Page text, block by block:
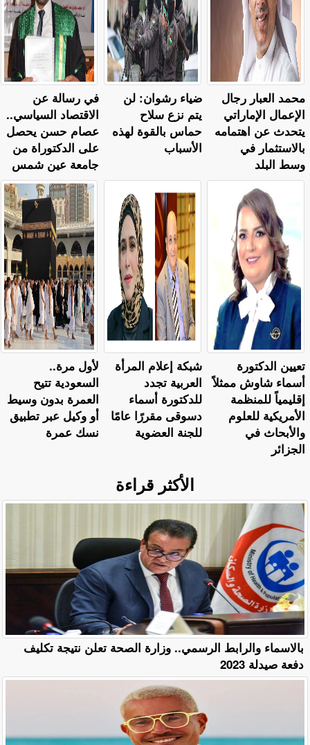
في رسالة عن
الاقتصاد السياسي..
عصام حسن يحصل
على الدكتوراة من
جامعة عين شمس
ضياء رشوان: لن
يتم نزع سلاح
حماس بالقوة لهذه
الأسباب
محمد العبار رجال
الإعمال الإماراتي
يتحدث عن اهتمامه
بالاستثمار في
وسط البلد
لأول مرة..
السعودية تتيح
العمرة بدون وسيط
أو وكيل عبر تطبيق
نسك عمرة
شبكة إعلام المرأة
العربية تجدد
للدكتورة أسماء
دسوقى مقررًا عامًا
للجنة العضوية
تعيين الدكتورة
أسماء شاوش ممثلاً
إقليمياً للمنظمة
الأمريكية للعلوم
والأبحاث في
الجزائر
الأكثر قراءة
بالاسماء والرابط الرسمي.. وزارة الصحة تعلن نتيجة تكليف
دفعة صيدلة 2023